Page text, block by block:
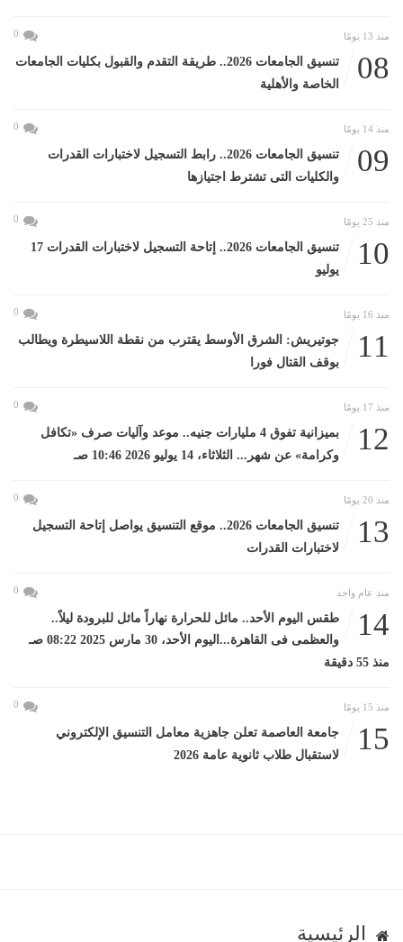
منذ 13 يومًا 0
08
تنسيق الجامعات 2026.. طريقة التقدم والقبول بكليات الجامعات
الخاصة والأهلية
منذ 14 يومًا 0
09
تنسيق الجامعات 2026.. رابط التسجيل لاختبارات القدرات
والكليات التى تشترط اجتيازها
منذ 25 يومًا 0
10
تنسيق الجامعات 2026.. إتاحة التسجيل لاختبارات القدرات 17
يوليو
منذ 16 يومًا 0
11
جوتيريش: الشرق الأوسط يقترب من نقطة اللاسيطرة ويطالب
بوقف القتال فورا
منذ 17 يومًا 0
12
بميزانية تفوق 4 مليارات جنيه.. موعد وآليات صرف «تكافل
وكرامة» عن شهر... الثلاثاء، 14 يوليو 2026 10:46 صـ
منذ 20 يومًا 0
13
تنسيق الجامعات 2026.. موقع التنسيق يواصل إتاحة التسجيل
لاختبارات القدرات
منذ عام واحد 0
14
طقس اليوم الأحد.. مائل للحرارة نهاراً مائل للبرودة ليلاً..
والعظمى فى القاهرة...اليوم الأحد، 30 مارس 2025 08:22 صـ
منذ 55 دقيقة
منذ 15 يومًا 0
15
جامعة العاصمة تعلن جاهزية معامل التنسيق الإلكتروني
لاستقبال طلاب ثانوية عامة 2026
الرئيسية